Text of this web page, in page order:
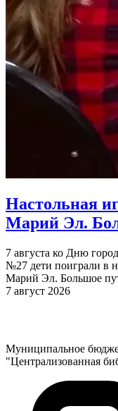
Настольная
Марий Эл.
7 августа ко Дню
№27 дети поиграли в
Марий Эл. Большое
7 август 2026
Муниципальное
"Централизованная